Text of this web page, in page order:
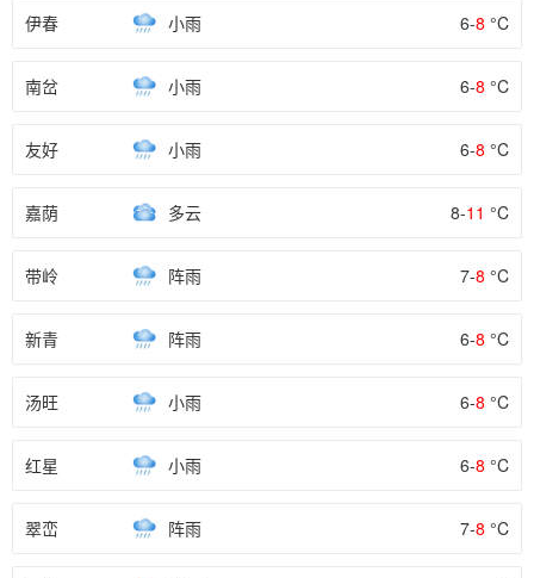
伊春 小雨 6-8 °C
南岔 小雨 6-8 °C
友好 小雨 6-8 °C
嘉荫 多云 8-11 °C
带岭 阵雨 7-8 °C
新青 阵雨 6-8 °C
汤旺 小雨 6-8 °C
红星 小雨 6-8 °C
翠峦 阵雨 7-8 °C